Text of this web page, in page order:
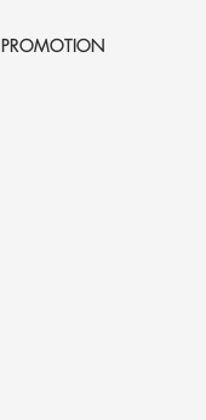
PROMOTION